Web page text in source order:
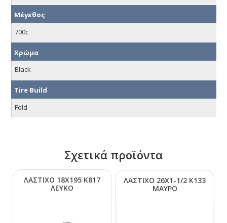
Μέγεθος
700c
Χρώμα
Black
Tire Build
Fold
Σχετικά προϊόντα
ΛΑΣΤΙΧΟ 18Χ195 Κ817
ΛΕΥΚΟ
ΛΑΣΤΙΧΟ 26Χ1-1/2 Κ133
ΜΑΥΡΟ